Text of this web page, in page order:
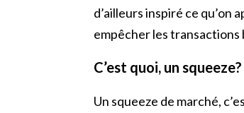
d’ailleurs inspiré ce qu’on
empêcher les
C’est quoi, un squeeze?
Un squeeze de marché,